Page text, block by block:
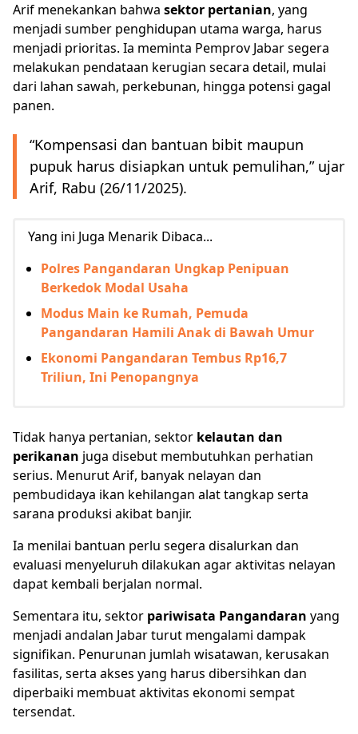
Arif menekankan bahwa sektor pertanian, yang
menjadi sumber penghidupan utama warga, harus
menjadi prioritas. Ia meminta Pemprov Jabar segera
melakukan pendataan kerugian secara detail, mulai
dari lahan sawah, perkebunan, hingga potensi gagal
panen.
“Kompensasi dan bantuan bibit maupun
pupuk harus disiapkan untuk pemulihan,” ujar
Arif, Rabu (26/11/2025).
Yang ini Juga Menarik Dibaca...
Polres Pangandaran Ungkap Penipuan
Berkedok Modal Usaha
Modus Main ke Rumah, Pemuda
Pangandaran Hamili Anak di Bawah Umur
Ekonomi Pangandaran Tembus Rp16,7
Triliun, Ini Penopangnya
Tidak hanya pertanian, sektor kelautan dan
perikanan juga disebut membutuhkan perhatian
serius. Menurut Arif, banyak nelayan dan
pembudidaya ikan kehilangan alat tangkap serta
sarana produksi akibat banjir.
Ia menilai bantuan perlu segera disalurkan dan
evaluasi menyeluruh dilakukan agar aktivitas nelayan
dapat kembali berjalan normal.
Sementara itu, sektor pariwisata Pangandaran yang
menjadi andalan Jabar turut mengalami dampak
signifikan. Penurunan jumlah wisatawan, kerusakan
fasilitas, serta akses yang harus dibersihkan dan
diperbaiki membuat aktivitas ekonomi sempat
tersendat.